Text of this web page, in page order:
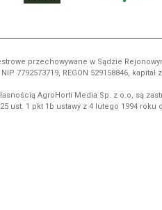
przechowywane w Sądzie
NIP 7792573719, REGON 529158846, kapitał
AgroHorti Media Sp. z o.o, są
ust. 1 pkt 1b ustawy z 4 lutego 1994